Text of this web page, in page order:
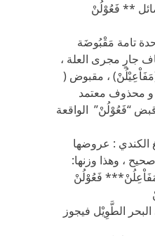
** فَعُوْلُنْ
تامة مَقْبُوضَة
جارٍ مجرى العلة ،
، مقبوض (
محذوف معتمد
“فَعُوْلُنْ” الواقعة
الكندي : عروضها
، وهذا وزنها:
فَعُوْلُنْ
الطَّوِيْل فيجوز